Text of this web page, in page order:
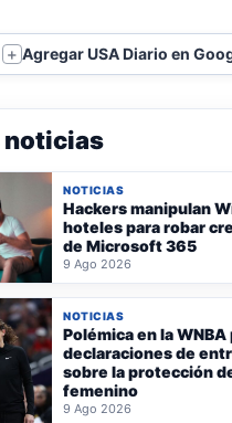
＋ Agregar USA Diario en
noticias
NOTICIAS
Hackers manipulan
hoteles para robar
de Microsoft 365
9 Ago 2026
NOTICIAS
Polémica en la WNBA
declaraciones de
sobre la protección
femenino
9 Ago 2026